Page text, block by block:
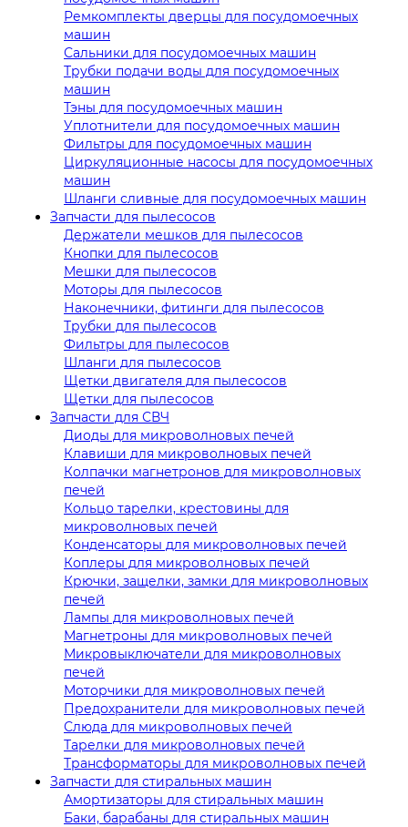
Ремкомплекты дверцы для посудомоечных
машин
Сальники для посудомоечных машин
Трубки подачи воды для посудомоечных
машин
Тэны для посудомоечных машин
Уплотнители для посудомоечных машин
Фильтры для посудомоечных машин
Циркуляционные насосы для посудомоечных
машин
Шланги сливные для посудомоечных машин
Запчасти для пылесосов
Держатели мешков для пылесосов
Кнопки для пылесосов
Мешки для пылесосов
Моторы для пылесосов
Наконечники, фитинги для пылесосов
Трубки для пылесосов
Фильтры для пылесосов
Шланги для пылесосов
Щетки двигателя для пылесосов
Щетки для пылесосов
Запчасти для СВЧ
Диоды для микроволновых печей
Клавиши для микроволновых печей
Колпачки магнетронов для микроволновых
печей
Кольцо тарелки, крестовины для
микроволновых печей
Конденсаторы для микроволновых печей
Коплеры для микроволновых печей
Крючки, защелки, замки для микроволновых
печей
Лампы для микроволновых печей
Магнетроны для микроволновых печей
Микровыключатели для микроволновых
печей
Моторчики для микроволновых печей
Предохранители для микроволновых печей
Слюда для микроволновых печей
Тарелки для микроволновых печей
Трансформаторы для микроволновых печей
Запчасти для стиральных машин
Амортизаторы для стиральных машин
Баки, барабаны для стиральных машин